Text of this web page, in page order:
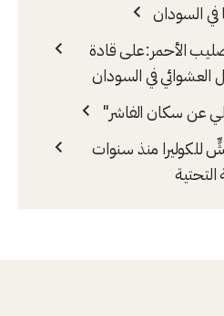
السودان
الأحمر:على قادة
العشوائي في السودان
عن سكان الفاشر"
للكوليرا منذ سنوات